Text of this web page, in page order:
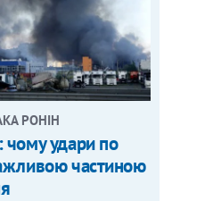
РОНІН
чому удари по
частиною